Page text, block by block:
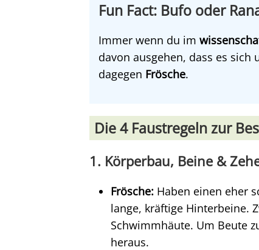
Fun Fact: Bufo oder
Immer wenn du im
davon ausgehen, dass es sich
dagegen Frösche.
Die 4 Faustregeln zur
1. Körperbau, Beine &
Frösche: Haben einen eher
lange, kräftige Hinterbeine.
Schwimmhäute. Um Beute
heraus.